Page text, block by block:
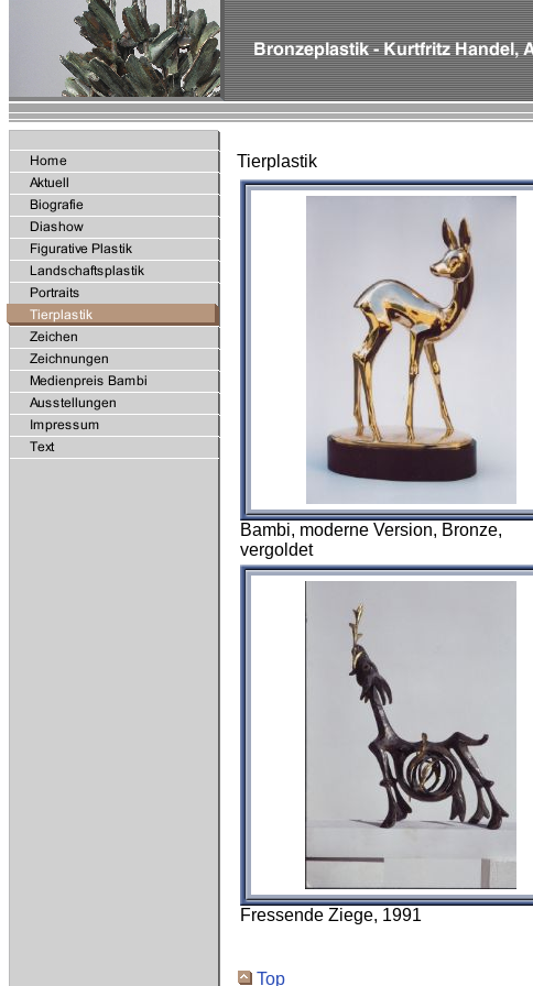
Tierplastik
Bambi, moderne Version, Bronze,
vergoldet
Fressende Ziege, 1991
Top